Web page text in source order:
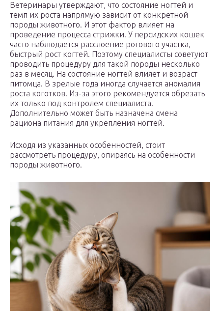
Ветеринары утверждают, что состояние ногтей и
темп их роста напрямую зависит от конкретной
породы животного. И этот фактор влияет на
проведение процесса стрижки. У персидских кошек
часто наблюдается расслоение рогового участка,
быстрый рост когтей. Поэтому специалисты советуют
проводить процедуру для такой породы несколько
раз в месяц. На состояние ногтей влияет и возраст
питомца. В зрелые года иногда случается аномалия
роста коготков. Из-за этого рекомендуется обрезать
их только под контролем специалиста.
Дополнительно может быть назначена смена
рациона питания для укрепления ногтей.
Исходя из указанных особенностей, стоит
рассмотреть процедуру, опираясь на особенности
породы животного.